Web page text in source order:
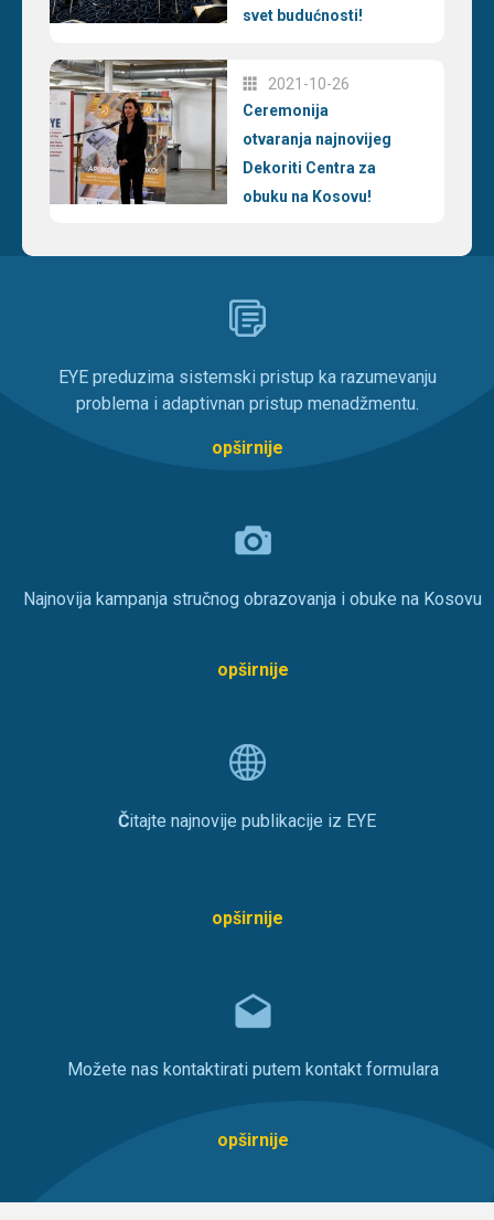
svet budućnosti!
2021-10-26
Ceremonija
otvaranja najnovijeg
Dekoriti Centra za
obuku na Kosovu!
EYE preduzima sistemski pristup ka razumevanju
problema i adaptivnan pristup menadžmentu.
opširnije
Najnovija kampanja stručnog obrazovanja i obuke na Kosovu
opširnije
Čitajte najnovije publikacije iz EYE
opširnije
Možete nas kontaktirati putem kontakt formulara
opširnije